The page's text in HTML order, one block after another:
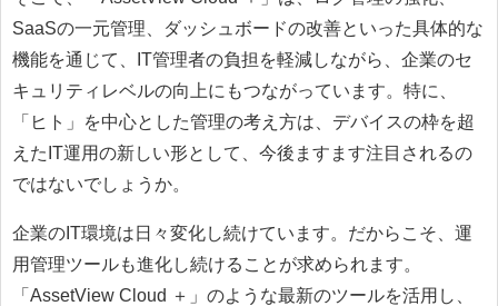
SaaSの一元管理、ダッシュボードの改善といった具体的な
機能を通じて、IT管理者の負担を軽減しながら、企業のセ
キュリティレベルの向上にもつながっています。特に、
「ヒト」を中心とした管理の考え方は、デバイスの枠を超
えたIT運用の新しい形として、今後ますます注目されるの
ではないでしょうか。
企業のIT環境は日々変化し続けています。だからこそ、運
用管理ツールも進化し続けることが求められます。
「AssetView Cloud ＋」のような最新のツールを活用し、